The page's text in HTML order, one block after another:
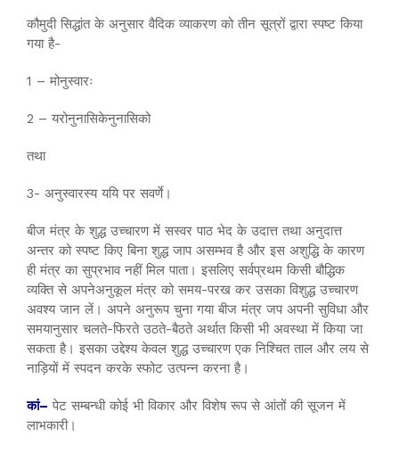
कौमुदी सिद्धांत के अनुसार वैदिक व्याकरण को तीन सूत्रों द्वारा स्पष्ट किया
गया है-
1 – मोनुस्वारः
2 – यरोनुनासिकेनुनासिको
तथा
3- अनुस्वारस्य ययि पर सवर्णे।
बीज मंत्र के शुद्ध उच्चारण में सस्वर पाठ भेद के उदात्त तथा अनुदात्त
अन्तर को स्पष्ट किए बिना शुद्ध जाप असम्भव है और इस अशुद्धि के कारण
ही मंत्र का सुप्रभाव नहीं मिल पाता। इसलिए सर्वप्रथम किसी बौद्धिक
व्यक्ति से अपनेअनुकूल मंत्र को समय-परख कर उसका विशुद्ध उच्चारण
अवश्य जान लें। अपने अनुरूप चुना गया बीज मंत्र जप अपनी सुविधा और
समयानुसार चलते-फिरते उठते-बैठते अर्थात किसी भी अवस्था में किया जा
सकता है। इसका उद्देश्य केवल शुद्ध उच्चारण एक निश्चित ताल और लय से
नाड़ियों में स्पदन करके स्फोट उत्पन्न करना है।
कां– पेट सम्बन्धी कोई भी विकार और विशेष रूप से आंतों की सूजन में
लाभकारी।